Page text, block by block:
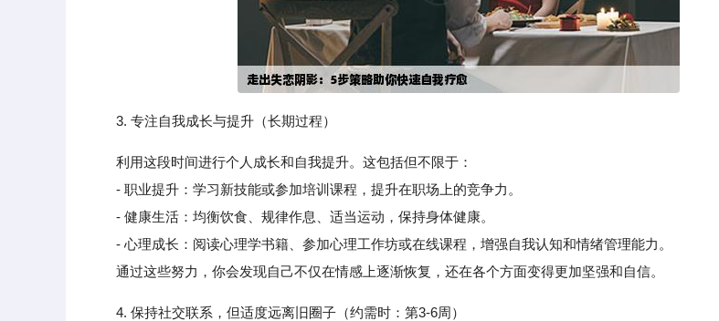
3. 专注自我成长与提升（长期过程）
利用这段时间进行个人成长和自我提升。这包括但不限于：
- 职业提升：学习新技能或参加培训课程，提升在职场上的竞争力。
- 健康生活：均衡饮食、规律作息、适当运动，保持身体健康。
- 心理成长：阅读心理学书籍、参加心理工作坊或在线课程，增强自我认知和情绪管理能力。
通过这些努力，你会发现自己不仅在情感上逐渐恢复，还在各个方面变得更加坚强和自信。
4. 保持社交联系，但适度远离旧圈子（约需时：第3-6周）